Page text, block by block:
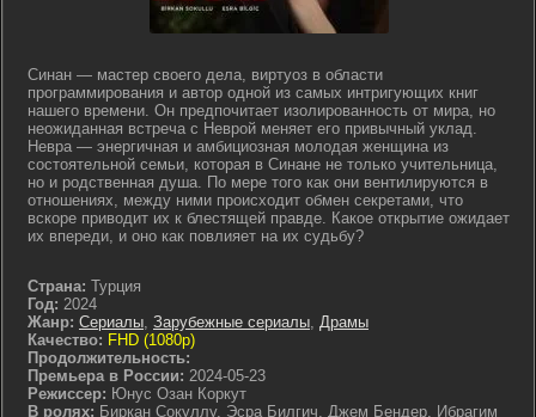
Синан — мастер своего дела, виртуоз в области
программирования и автор одной из самых интригующих книг
нашего времени. Он предпочитает изолированность от мира, но
неожиданная встреча с Неврой меняет его привычный уклад.
Невра — энергичная и амбициозная молодая женщина из
состоятельной семьи, которая в Синане не только учительница,
но и родственная душа. По мере того как они вентилируются в
отношениях, между ними происходит обмен секретами, что
вскоре приводит их к блестящей правде. Какое открытие ожидает
их впереди, и оно как повлияет на их судьбу?
Страна: Турция
Год: 2024
Жанр: Сериалы, Зарубежные сериалы, Драмы
Качество: FHD (1080p)
Продолжительность:
Премьера в России: 2024-05-23
Режиссер: Юнус Озан Коркут
В ролях: Биркан Сокуллу, Эсра Билгич, Джем Бендер, Ибрагим